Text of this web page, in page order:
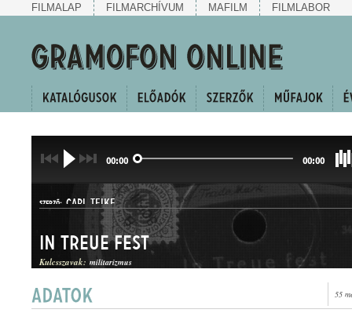
FILMALAP FILMARCHÍVUM MAFILM FILMLABOR
00:00 00:00
SZERZŐ: CARL TEIKE
In Treue fest
Kulcsszavak: militarizmus
55